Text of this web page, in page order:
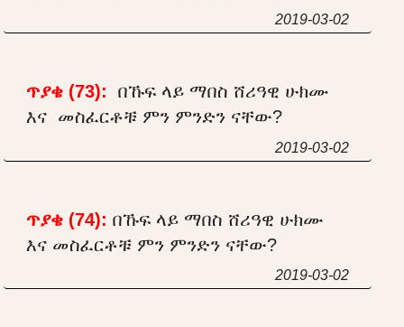
2019-03-02
ጥያቄ (73):
በኹፍ ላይ ማበስ ሸሪዓዊ ሁክሙ
እና መስፈርቶቹ ምን ምንድን ናቸው?
2019-03-02
ጥያቄ (74): በኹፍ ላይ ማበስ ሸሪዓዊ ሁክሙ
እና መስፈርቶቹ ምን ምንድን ናቸው?
2019-03-02